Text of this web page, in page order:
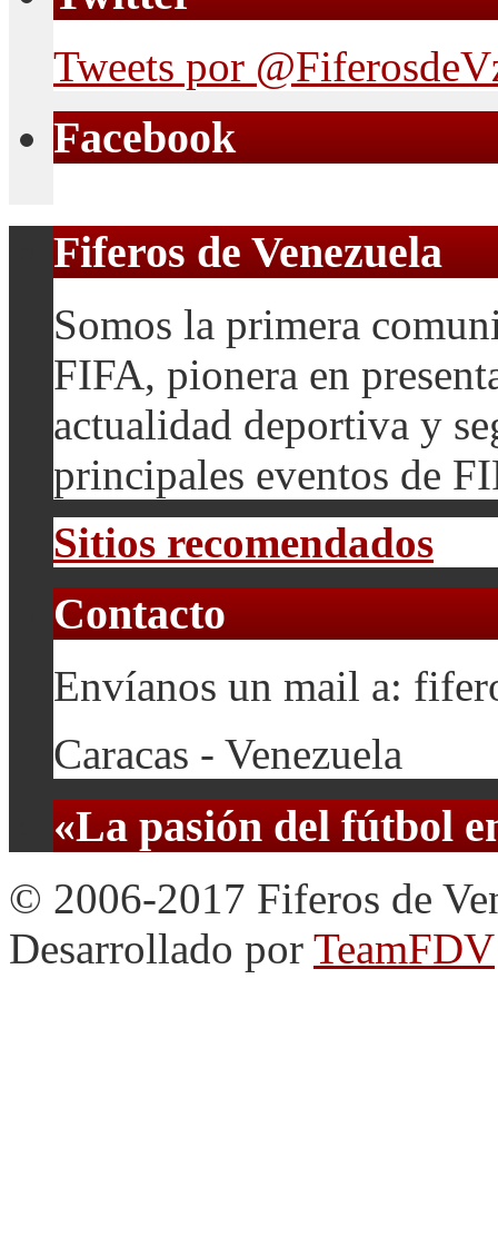
Tweets por
Facebook
Fiferos de Venezuela
Somos la primera
FIFA, pionera en
actualidad deportiva y
principales eventos de
Sitios recomendados
Contacto
Envíanos un mail a:
Caracas - Venezuela
«La pasión del fútbol
© 2006-2017 Fiferos de
Desarrollado por TeamFDV